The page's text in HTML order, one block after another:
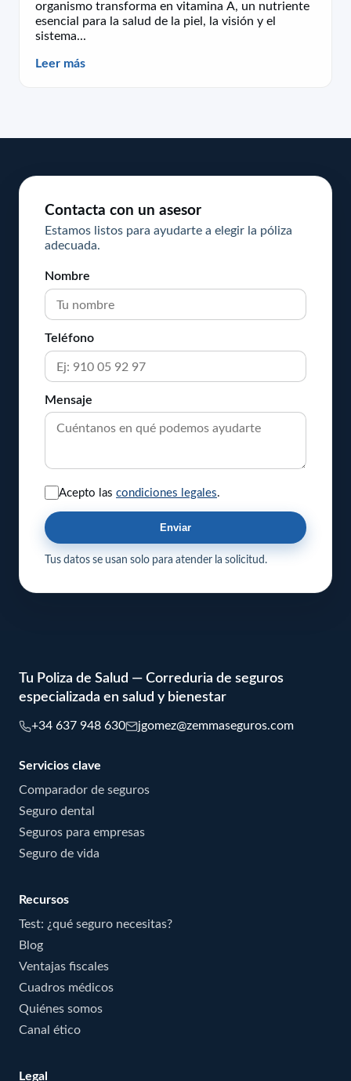
organismo transforma en vitamina A, un nutriente
esencial para la salud de la piel, la visión y el
sistema...
Leer más
Contacta con un asesor
Estamos listos para ayudarte a elegir la póliza
adecuada.
Nombre
Teléfono
Mensaje
Acepto las condiciones legales.
Enviar
Tus datos se usan solo para atender la solicitud.
Tu Poliza de Salud — Correduria de seguros
especializada en salud y bienestar
+34 637 948 630 jgomez@zemmaseguros.com
Servicios clave
Comparador de seguros
Seguro dental
Seguros para empresas
Seguro de vida
Recursos
Test: ¿qué seguro necesitas?
Blog
Ventajas fiscales
Cuadros médicos
Quiénes somos
Canal ético
Legal